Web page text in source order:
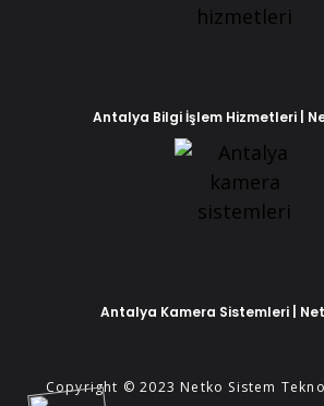
Antalya Bilgi İşlem Hizmetleri |
Antalya Kamera Sistemleri |
Copyright © 2023 Netko Sistem
WhatsApp